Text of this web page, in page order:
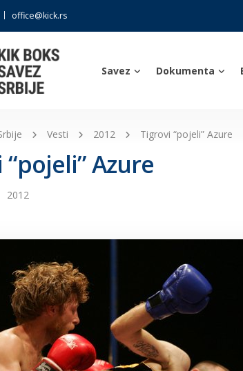
office@kick.rs
Savez Dokumenta
Vesti 2012 Tigrovi “pojeli” Azure
Azure
2012